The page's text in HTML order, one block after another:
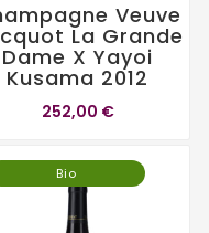
Veuve
La Grande
Dame X Yayoi
Kusama 2012
252,00 €
Bio